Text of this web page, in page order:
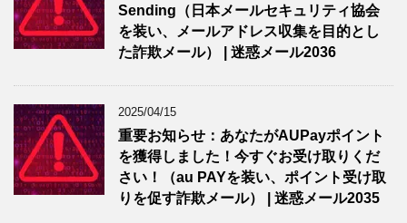
Sending（日本メールセキュリティ協会
を装い、メールアドレス収集を目的とし
た詐欺メール） | 迷惑メール2036
2025/04/15
重要お知らせ：あなたがAUPayポイント
を獲得しました！今すぐお受け取りくだ
さい！（au PAYを装い、ポイント受け取
りを促す詐欺メール） | 迷惑メール2035